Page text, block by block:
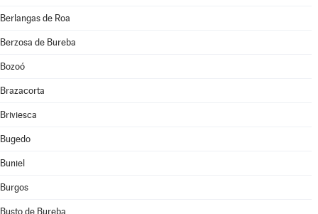
Berlangas de Roa
Berzosa de Bureba
Bozoó
Brazacorta
Briviesca
Bugedo
Buniel
Burgos
Busto de Bureba